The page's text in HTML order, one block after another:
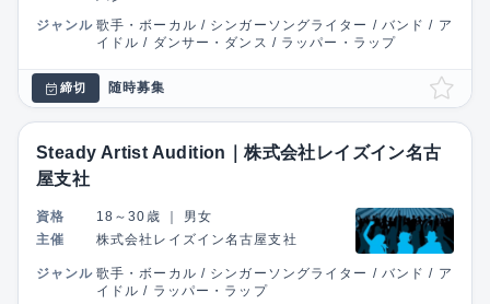
ジャンル 歌手・ボーカル / シンガーソングライター / バンド / ア
イドル / ダンサー・ダンス / ラッパー・ラップ
締切 随時募集
Steady Artist Audition｜株式会社レイズイン名古
屋支社
資格 18～30歳
男女
主催
株式会社レイズイン名古屋支社
ジャンル 歌手・ボーカル / シンガーソングライター / バンド / ア
イドル / ラッパー・ラップ